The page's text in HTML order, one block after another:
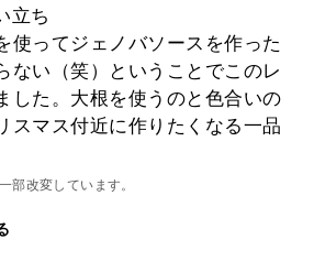
立ち
使ってジェノバソースを作った
ない（笑）ということでこのレ
した。大根を使うのと色合いの
スマス付近に作りたくなる一品
部改変しています。